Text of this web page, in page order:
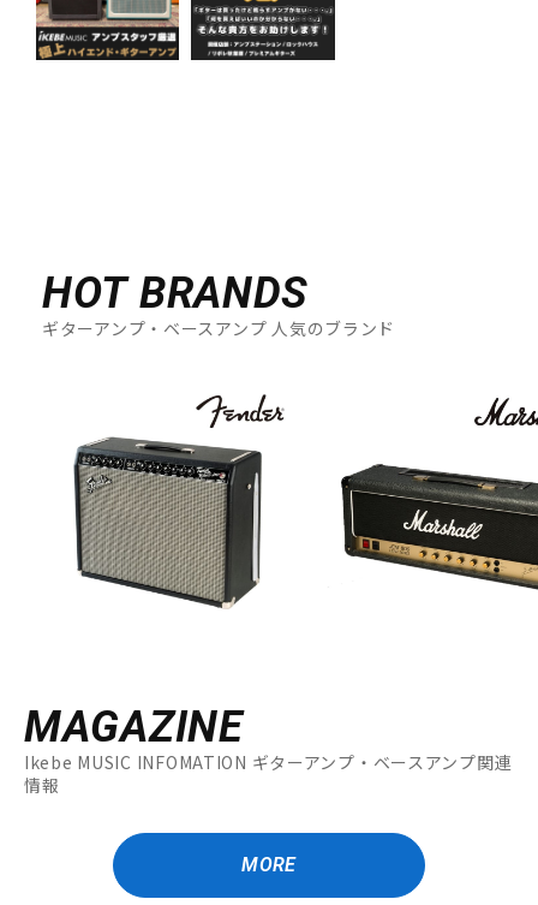
HOT BRANDS
ギターアンプ・ベースアンプ 人気のブランド
MAGAZINE
Ikebe MUSIC INFOMATION ギターアンプ・ベースアンプ関連
情報
MORE